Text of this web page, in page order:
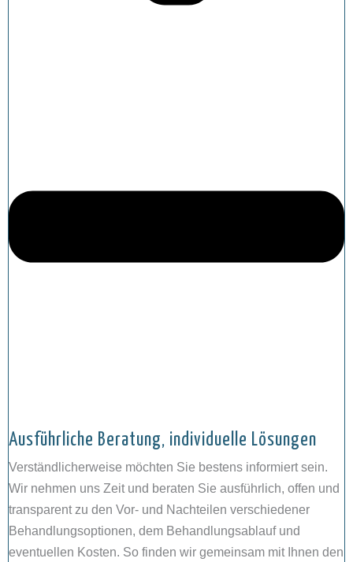
Ausführliche Beratung, individuelle Lösungen
Verständlicherweise möchten Sie bestens informiert sein.
Wir nehmen uns Zeit und beraten Sie ausführlich, offen und
transparent zu den Vor- und Nachteilen verschiedener
Behandlungsoptionen, dem Behandlungsablauf und
eventuellen Kosten. So finden wir gemeinsam mit Ihnen den